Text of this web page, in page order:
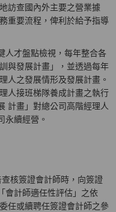
訪查國內外主要之營業據
重要流程，俾利於給予指導
人才盤點檢視，每年整合各
與發展計畫」，並透過每年
人之發展情形及發展計畫。
人接班梯隊養成計畫之執行
計畫」對總公司高階經理人
永續經營。
核簽證會計師時，向簽證
會計師適任性評估」之依
任或續聘任簽證會計師之參